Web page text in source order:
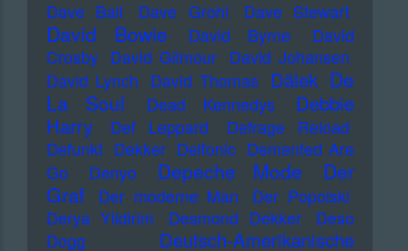
Dave Ball
Dave Grohl Dave Stewart
David Bowie David Byrne
David
Crosby David Gilmour David Johansen
David Lynch David Thomas Dälek De
La Soul
Dead Kennedys
Debbie
Harry
Def Leppard
Defrage Reload
Defunkt Dekker Delfonic Demented Are
Go
Denyo Depeche Mode
Der
Graf
Der moderne Man
Der Popolski
Derya Yildirim
Desmond Dekker
Deso
Dogg
Deutsch-Amerikanische